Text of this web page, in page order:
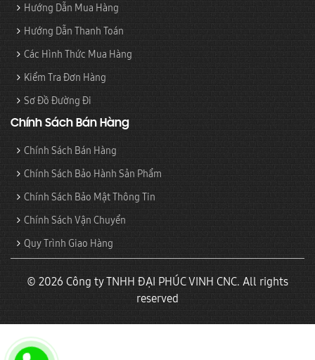
Hướng Dẫn Mua Hàng
Hướng Dẫn Thanh Toán
Các Hình Thức Mua Hàng
Kiểm Tra Đơn Hàng
Sơ Đồ Đường Đi
Chính Sách Bán Hàng
Chính Sách Bán Hàng
Chính Sách Bảo Hành Sản Phẩm
Chính Sách Bảo Mật Thông Tin
Chính Sách Vận Chuyển
Quy Trình Giao Hàng
© 2026 Công ty TNHH ĐẠI PHÚC VINH CNC. All rights
reserved